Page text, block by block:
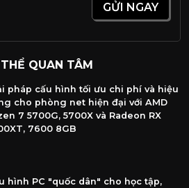
GỬI NGAY
QUAN TÂM
pháp cấu hình tối ưu chi phí và hiệu
cho phòng net hiện đại với AMD
7 5700G, 5700X và Radeon RX
7600 8GB
hình PC "quốc dân" cho học tập,